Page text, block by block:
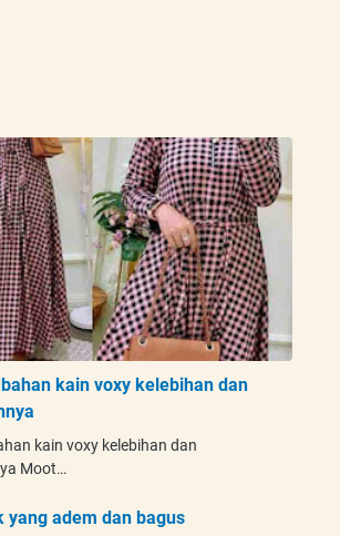
kain voxy kelebihan dan
kain voxy kelebihan dan
Moot…
yang adem dan bagus